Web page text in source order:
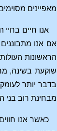
מאפיינים
אנו חיים בחיי
אם אנו
הראשונות
שוקעת בשינה,
בדבר יותר
מבחינת רוב בני
כאשר אנו